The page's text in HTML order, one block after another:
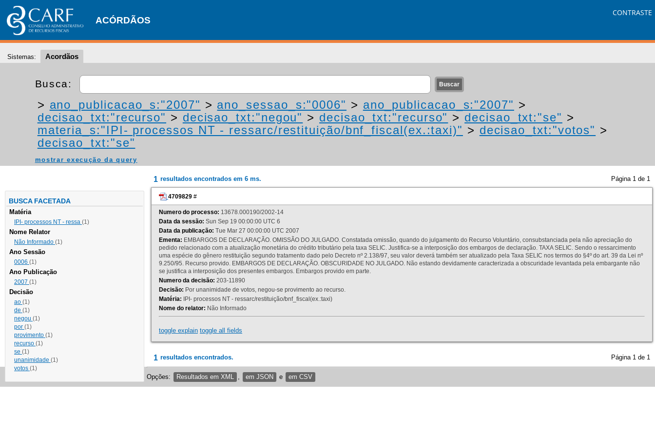
ACÓRDÃOS
CONTRASTE
Sistemas: Acordãos
Busca:
> ano_publicacao_s:"2007" > ano_sessao_s:"0006" > ano_publicacao_s:"2007" >
decisao_txt:"recurso" > decisao_txt:"negou" > decisao_txt:"recurso" > decisao_txt:"se" >
materia_s:"IPI- processos NT - ressarc/restituição/bnf_fiscal(ex.:taxi)" > decisao_txt:"votos" >
decisao_txt:"se"
mostrar execução da query
BUSCA FACETADA
Matéria
IPI- processos NT - ressa (1)
Nome Relator
Não Informado (1)
Ano Sessão
0006 (1)
Ano Publicação
2007 (1)
Decisão
ao (1)
de (1)
negou (1)
por (1)
provimento (1)
recurso (1)
se (1)
unanimidade (1)
votos (1)
1 resultados encontrados em 6 ms. Página 1 de 1
4709829 #
Numero do processo: 13678.000190/2002-14
Data da sessão: Sun Sep 19 00:00:00 UTC 6
Data da publicação: Tue Mar 27 00:00:00 UTC 2007
Ementa: EMBARGOS DE DECLARAÇÃO. OMISSÃO DO JULGADO. Constatada omissão, quando do julgamento do Recurso Voluntário, consubstanciada pela não apreciação do
pedido relacionado com a atualização monetária do crédito tributário pela taxa SELIC. Justifica-se a interposição dos embargos de declaração. TAXA SELIC. Sendo o ressarcimento
uma espécie do gênero restituição segundo tratamento dado pelo Decreto nº 2.138/97, seu valor deverá também ser atualizado pela Taxa SELIC nos termos do §4º do art. 39 da Lei nº
9.250/95. Recurso provido. EMBARGOS DE DECLARAÇÃO. OBSCURIDADE NO JULGADO. Não estando devidamente caracterizada a obscuridade levantada pela embargante não
se justifica a interposição dos presentes embargos. Embargos provido em parte.
Numero da decisão: 203-11890
Decisão: Por unanimidade de votos, negou-se provimento ao recurso.
Matéria: IPI- processos NT - ressarc/restituição/bnf_fiscal(ex.:taxi)
Nome do relator: Não Informado
toggle explain toggle all fields
1 resultados encontrados. Página 1 de 1
Opções: Resultados em XML em JSON e em CSV